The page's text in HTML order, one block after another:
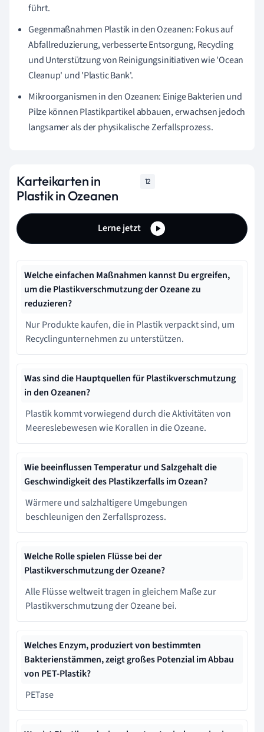
führt.
Gegenmaßnahmen Plastik in den Ozeanen: Fokus auf
Abfallreduzierung, verbesserte Entsorgung, Recycling
und Unterstützung von Reinigungsinitiativen wie 'Ocean
Cleanup' und 'Plastic Bank'.
Mikroorganismen in den Ozeanen: Einige Bakterien und
Pilze können Plastikpartikel abbauen, erwachsen jedoch
langsamer als der physikalische Zerfallsprozess.
Karteikarten in
Plastik in Ozeanen
12
Lerne jetzt
Welche einfachen Maßnahmen kannst Du ergreifen,
um die Plastikverschmutzung der Ozeane zu
reduzieren?
Nur Produkte kaufen, die in Plastik verpackt sind, um
Recyclingunternehmen zu unterstützen.
Was sind die Hauptquellen für Plastikverschmutzung
in den Ozeanen?
Plastik kommt vorwiegend durch die Aktivitäten von
Meereslebewesen wie Korallen in die Ozeane.
Wie beeinflussen Temperatur und Salzgehalt die
Geschwindigkeit des Plastikzerfalls im Ozean?
Wärmere und salzhaltigere Umgebungen
beschleunigen den Zerfallsprozess.
Welche Rolle spielen Flüsse bei der
Plastikverschmutzung der Ozeane?
Alle Flüsse weltweit tragen in gleichem Maße zur
Plastikverschmutzung der Ozeane bei.
Welches Enzym, produziert von bestimmten
Bakterienstämmen, zeigt großes Potenzial im Abbau
von PET-Plastik?
PETase